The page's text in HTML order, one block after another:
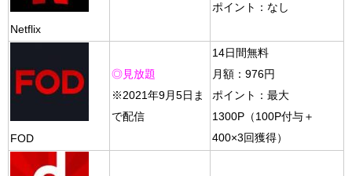
Netflix
ポイント：なし
FOD
◎見放題
※2021年9月5日ま
で配信
14日間無料
月額：976円
ポイント：最大
1300P （100P付与＋
400×3回獲得）